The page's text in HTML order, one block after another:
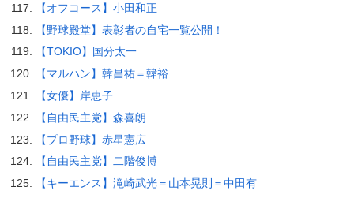
【オフコース】小田和正
【野球殿堂】表彰者の自宅一覧公開！
【TOKIO】国分太一
【マルハン】韓昌祐＝韓裕
【女優】岸恵子
【自由民主党】森喜朗
【プロ野球】赤星憲広
【自由民主党】二階俊博
【キーエンス】滝崎武光＝山本晃則＝中田有